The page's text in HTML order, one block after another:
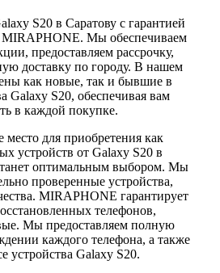
S20 в Саратову с гарантией
MIRAPHONE. Мы обеспечиваем
предоставляем рассрочку,
доставку по городу. В нашем
как новые, так и бывшие в
Galaxy S20, обеспечивая вам
в каждой покупке.
для приобретения как
устройств от Galaxy S20 в
оптимальным выбором. Мы
проверенные устройства,
MIRAPHONE гарантирует
телефонов,
Мы предоставляем полную
каждого телефона, а также
устройства Galaxy S20.